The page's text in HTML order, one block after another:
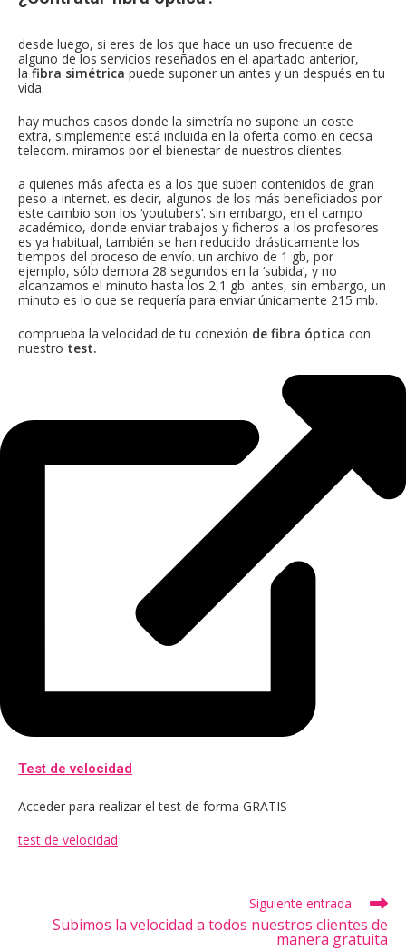
desde luego, si eres de los que hace un uso frecuente de
alguno de los servicios reseñados en el apartado anterior,
la fibra simétrica puede suponer un antes y un después en tu
vida.
hay muchos casos donde la simetría no supone un coste
extra, simplemente está incluida en la oferta como en cecsa
telecom. miramos por el bienestar de nuestros clientes.
a quienes más afecta es a los que suben contenidos de gran
peso a internet. es decir, algunos de los más beneficiados por
este cambio son los ‘youtubers’. sin embargo, en el campo
académico, donde enviar trabajos y ficheros a los profesores
es ya habitual, también se han reducido drásticamente los
tiempos del proceso de envío. un archivo de 1 gb, por
ejemplo, sólo demora 28 segundos en la ‘subida’, y no
alcanzamos el minuto hasta los 2,1 gb. antes, sin embargo, un
minuto es lo que se requería para enviar únicamente 215 mb.
comprueba la velocidad de tu conexión de fibra óptica con
nuestro test.
Test de velocidad
Acceder para realizar el test de forma GRATIS
test de velocidad
Siguiente entrada
Subimos la velocidad a todos nuestros clientes de
manera gratuita